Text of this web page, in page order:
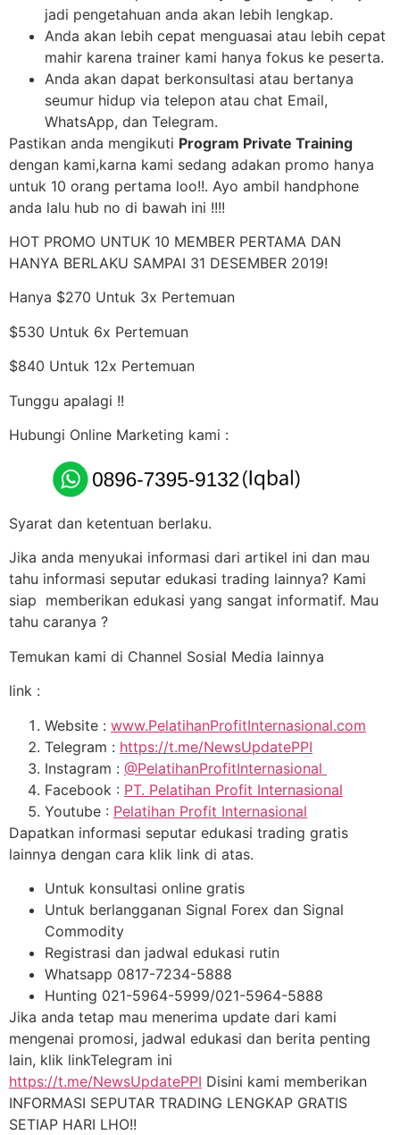
jadi pengetahuan anda akan lebih lengkap.
Anda akan lebih cepat menguasai atau lebih cepat
mahir karena trainer kami hanya fokus ke peserta.
Anda akan dapat berkonsultasi atau bertanya
seumur hidup via telepon atau chat Email,
WhatsApp, dan Telegram.
Pastikan anda mengikuti Program Private Training
dengan kami,karna kami sedang adakan promo hanya
untuk 10 orang pertama loo!!. Ayo ambil handphone
anda lalu hub no di bawah ini !!!!
HOT PROMO UNTUK 10 MEMBER PERTAMA DAN
HANYA BERLAKU SAMPAI 31 DESEMBER 2019!
Hanya $270 Untuk 3x Pertemuan
$530 Untuk 6x Pertemuan
$840 Untuk 12x Pertemuan
Tunggu apalagi !!
Hubungi Online Marketing kami :
Syarat dan ketentuan berlaku.
Jika anda menyukai informasi dari artikel ini dan mau
tahu informasi seputar edukasi trading lainnya? Kami
siap memberikan edukasi yang sangat informatif. Mau
tahu caranya ?
Temukan kami di Channel Sosial Media lainnya
link :
Website : www.PelatihanProfitInternasional.com
Telegram : https://t.me/NewsUpdatePPI
Instagram : @PelatihanProfitInternasional
Facebook : PT. Pelatihan Profit Internasional
Youtube : Pelatihan Profit Internasional
Dapatkan informasi seputar edukasi trading gratis
lainnya dengan cara klik link di atas.
Untuk konsultasi online gratis
Untuk berlangganan Signal Forex dan Signal
Commodity
Registrasi dan jadwal edukasi rutin
Whatsapp 0817-7234-5888
Hunting 021-5964-5999/021-5964-5888
Jika anda tetap mau menerima update dari kami
mengenai promosi, jadwal edukasi dan berita penting
lain, klik linkTelegram ini
https://t.me/NewsUpdatePPI Disini kami memberikan
INFORMASI SEPUTAR TRADING LENGKAP GRATIS
SETIAP HARI LHO!!